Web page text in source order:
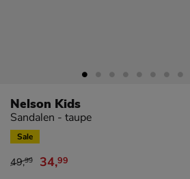
Nelson Kids
Sandalen - taupe
Sale
van € 49,99 voor € 34,99
49,99 34,99